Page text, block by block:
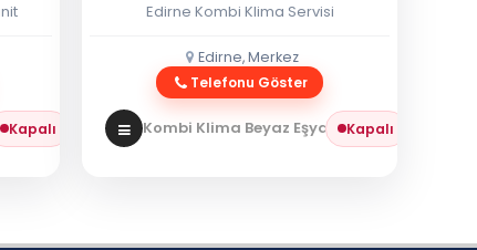
Granit
Kapalı
Edirne Kombi Klima Servisi
Edirne, Merkez
Telefonu Göster
Kombi Klima Beyaz Eşya Kombi Servisi
Kapalı